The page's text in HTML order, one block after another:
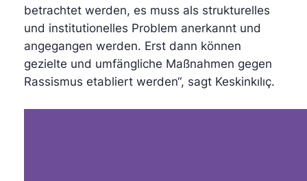
betrachtet werden, es muss als strukturelles
und institutionelles Problem anerkannt und
angegangen werden. Erst dann können
gezielte und umfängliche Maßnahmen gegen
Rassismus etabliert werden“, sagt Keskinkılıç.